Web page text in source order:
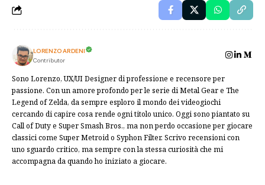
LORENZO ARDENI
Contributor
Sono Lorenzo, UX/UI Designer di professione e recensore per
passione. Con un amore profondo per le serie di Metal Gear e The
Legend of Zelda, da sempre esploro il mondo dei videogiochi
cercando di capire cosa rende ogni titolo unico. Oggi sono piantato su
Call of Duty e Super Smash Bros., ma non perdo occasione per giocare
classici come Super Metroid o Syphon Filter. Scrivo recensioni con
uno sguardo critico, ma sempre con la stessa curiosità che mi
accompagna da quando ho iniziato a giocare.